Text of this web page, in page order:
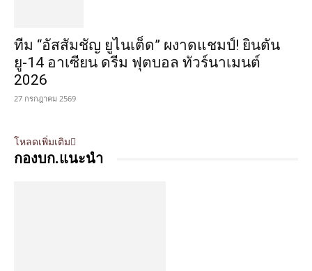
ทีม “อัสสัมชัญ ยูไนเต็ด” ผงาดแชมป์! ยินตัน
ยู-14 อาเซียน ดรีม ฟุตบอล ทัวร์นาเมนต์
2026
27 กรกฎาคม 2569
โหลดเพิ่มเติม
กองบก.แนะนำ